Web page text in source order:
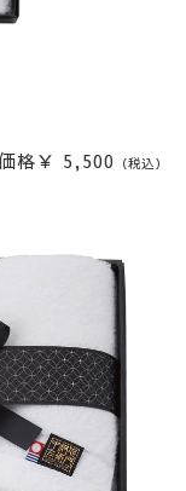
格￥ 5,500
（税込）